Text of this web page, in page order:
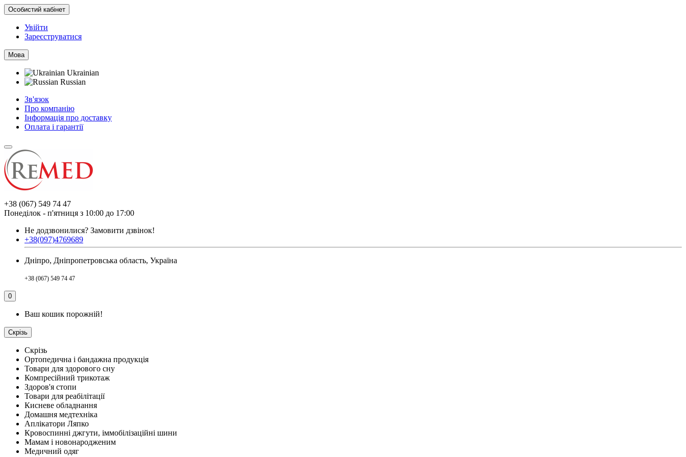
Особистий кабінет
Увійти
Зареєструватися
Мова
Ukrainian
Russian
Зв'язок
Про компанію
Інформація про доставку
Оплата і гарантії
+38 (067) 549 74 47
Понеділок - п'ятниця з 10:00 до 17:00
Не додзвонилися? Замовити дзвінок!
+38(097)4769689
Дніпро, Дніпропетровська область, Україна
+38 (067) 549 74 47
0
Ваш кошик порожній!
Скрізь
Скрізь
Ортопедична і бандажна продукція
Товари для здорового сну
Компресійний трикотаж
Здоров'я стопи
Товари для реабілітації
Кисневе обладнання
Домашня медтехніка
Аплікатори Ляпко
Кровоспинні джгути, іммобілізаційні шини
Мамам і новонародженим
Медичний одяг